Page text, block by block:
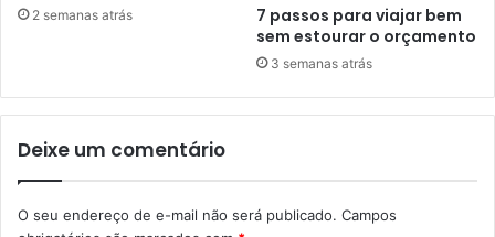
2 semanas atrás
7 passos para viajar bem
sem estourar o orçamento
3 semanas atrás
Deixe um comentário
O seu endereço de e-mail não será publicado. Campos